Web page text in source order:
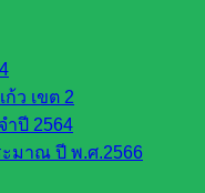
ว เขต 2
ำปี 2564
มาณ ปี พ.ศ.2566
Design By SK2 ICT